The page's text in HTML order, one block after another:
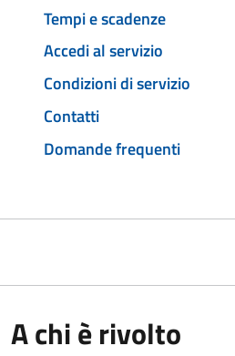
Tempi e scadenze
Accedi al servizio
Condizioni di servizio
Contatti
Domande frequenti
A chi è rivolto